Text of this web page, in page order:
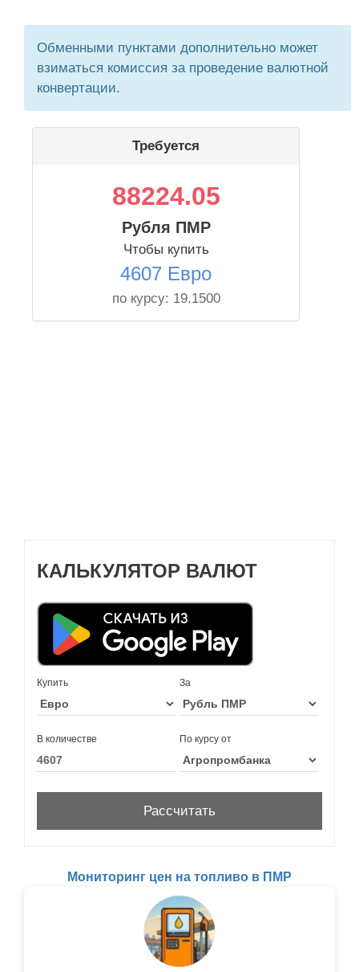
Обменными пунктами дополнительно может
взиматься комиссия за проведение валютной
конвертации.
Требуется
88224.05
Рубля ПМР
Чтобы купить
4607 Евро
по курсу: 19.1500
КАЛЬКУЛЯТОР ВАЛЮТ
Купить За
В количестве По курсу от
Мониторинг цен на топливо в ПМР